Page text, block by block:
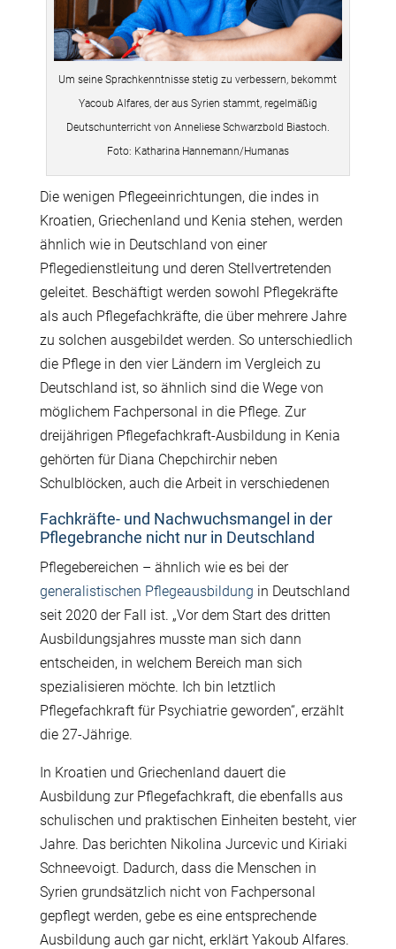
Um seine Sprachkenntnisse stetig zu verbessern, bekommt
Yacoub Alfares, der aus Syrien stammt, regelmäßig
Deutschunterricht von Anneliese Schwarzbold Biastoch.
Foto: Katharina Hannemann/Humanas
Die wenigen Pflegeeinrichtungen, die indes in
Kroatien, Griechenland und Kenia stehen, werden
ähnlich wie in Deutschland von einer
Pflegedienstleitung und deren Stellvertretenden
geleitet. Beschäftigt werden sowohl Pflegekräfte
als auch Pflegefachkräfte, die über mehrere Jahre
zu solchen ausgebildet werden. So unterschiedlich
die Pflege in den vier Ländern im Vergleich zu
Deutschland ist, so ähnlich sind die Wege von
möglichem Fachpersonal in die Pflege. Zur
dreijährigen Pflegefachkraft-Ausbildung in Kenia
gehörten für Diana Chepchirchir neben
Schulblöcken, auch die Arbeit in verschiedenen
Fachkräfte- und Nachwuchsmangel in der
Pflegebranche nicht nur in Deutschland
Pflegebereichen – ähnlich wie es bei der
generalistischen Pflegeausbildung in Deutschland
seit 2020 der Fall ist. „Vor dem Start des dritten
Ausbildungsjahres musste man sich dann
entscheiden, in welchem Bereich man sich
spezialisieren möchte. Ich bin letztlich
Pflegefachkraft für Psychiatrie geworden“, erzählt
die 27-Jährige.
In Kroatien und Griechenland dauert die
Ausbildung zur Pflegefachkraft, die ebenfalls aus
schulischen und praktischen Einheiten besteht, vier
Jahre. Das berichten Nikolina Jurcevic und Kiriaki
Schneevoigt. Dadurch, dass die Menschen in
Syrien grundsätzlich nicht von Fachpersonal
gepflegt werden, gebe es eine entsprechende
Ausbildung auch gar nicht, erklärt Yakoub Alfares.